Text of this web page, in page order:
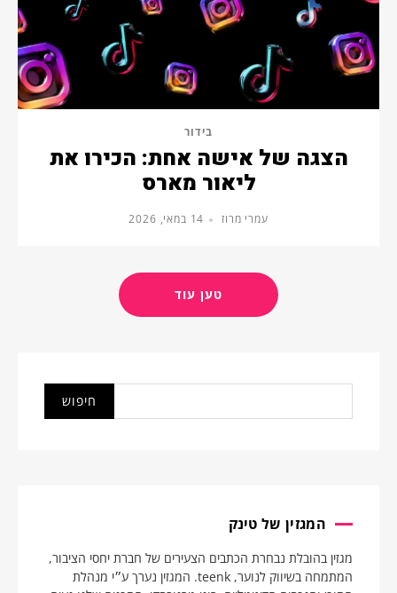
בידור
הצגה של אישה אחת: הכירו את
ליאור מארס
עמרי מרוז 14 במאי, 2026
טען עוד
המגזין של טינק
מגזין בהובלת נבחרת הכתבים הצעירים של חברת יחסי הציבור,
המתמחה בשיווק לנוער, teenk. המגזין נערך ע״י מנהלת